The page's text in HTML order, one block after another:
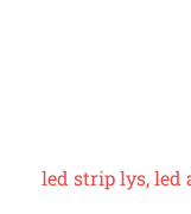
led strip lys,